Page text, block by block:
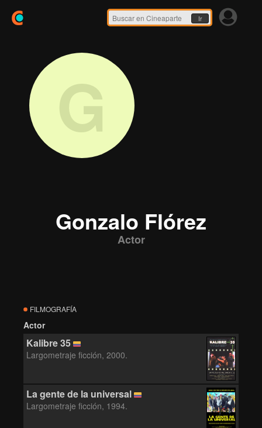
Ir
G
Gonzalo Flórez
Actor
FILMOGRAFÍA
Actor
Kalibre 35
Largometraje ficción, 2000.
La gente de la universal
Largometraje ficción, 1994.